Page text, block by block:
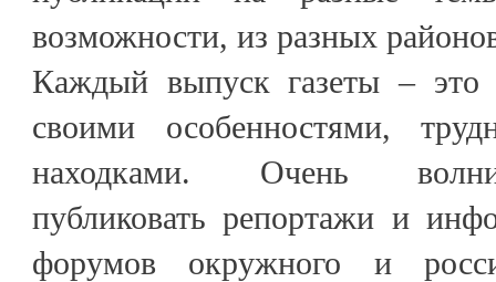
возможности, из разных
Каждый выпуск газеты – это
своими особенностями,
находками. Очень
публиковать репортажи и
форумов окружного и